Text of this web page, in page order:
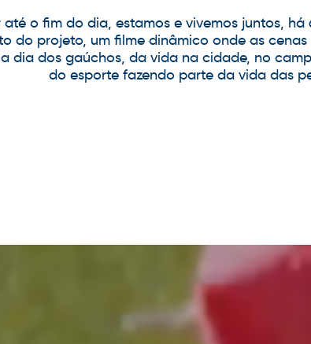
o fim do dia, estamos e vivemos juntos,
do projeto, um filme dinâmico onde as
dia dos gaúchos, da vida na cidade, no
do esporte fazendo parte da vida das